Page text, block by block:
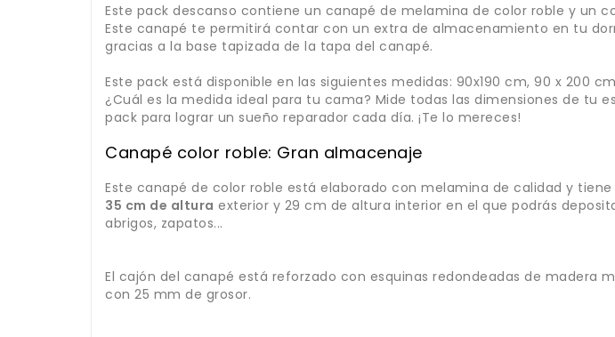
Este pack descanso contiene un canapé de melamina de color roble y un
Este canapé te permitirá contar con un extra de almacenamiento en tu
gracias a la base tapizada de la tapa del canapé.
Este pack está disponible en las siguientes medidas: 90x190 cm, 90 x 200
¿Cuál es la medida ideal para tu cama? Mide todas las dimensiones de tu
pack para lograr un sueño reparador cada día. ¡Te lo mereces!
Canapé color roble: Gran almacenaje
Este canapé de color roble está elaborado con melamina de calidad y tiene
35 cm de altura exterior y 29 cm de altura interior en el que podrás
abrigos, zapatos...
El cajón del canapé está reforzado con esquinas redondeadas de madera
con 25 mm de grosor.